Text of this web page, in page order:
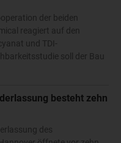
der beiden
reagiert auf den
und TDI-
soll der Bau
besteht zehn
des